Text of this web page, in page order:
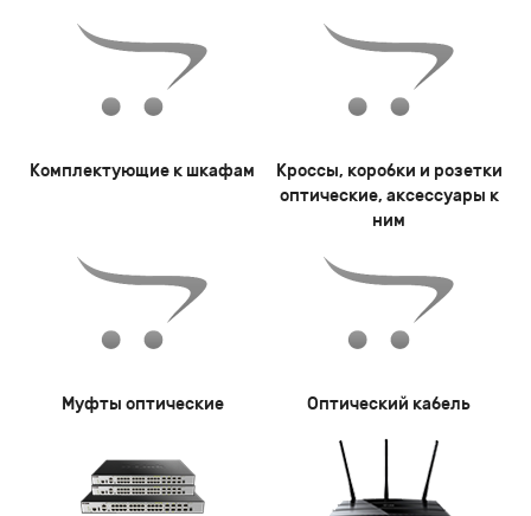
Комплектующие к шкафам
Кроссы, коробки и розетки
оптические, аксессуары к
ним
Муфты оптические Оптический кабель